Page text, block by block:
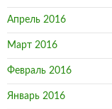
Апрель 2016
Март 2016
Февраль 2016
Январь 2016